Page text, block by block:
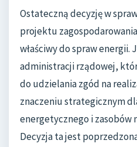
Ostateczną decyzję w
projektu
właściwy do spraw
administracji rządowej,
do udzielania zgód na
znaczeniu strategicznym
energetycznego i zasobów
Decyzja ta jest